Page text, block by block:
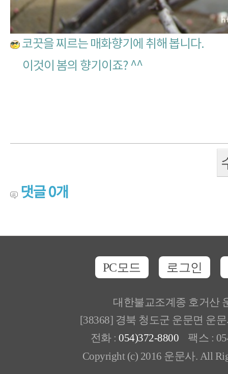
코끗을 찌르는 매화향기에 취해 봅니다.
이것이 봄의 향기이죠? ^^
댓글0개
PC모드 로그인
대한불교조계종 호거산
[38368] 경북 청도군 운문면 운
전화 : 054)372-8800 팩스 :
Copyright (c) 2016 운문사. All